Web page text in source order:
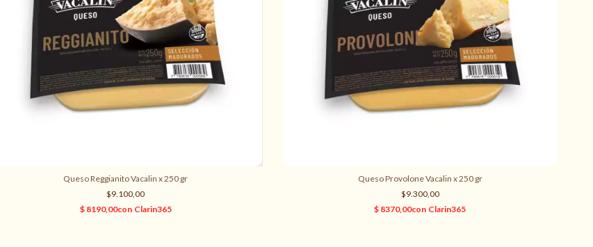
Queso Reggianito Vacalin x 250 gr
$9.100,00
Queso Provolone Vacalin x 250 gr
$9.300,00